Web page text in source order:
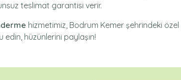
teslimat garantisi verir.
hizmetimiz, Bodrum Kemer şehrindeki özel
edin, hüzünlerini paylaşın!